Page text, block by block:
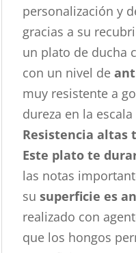
personalización y
gracias a su
un plato de ducha
con un nivel de
muy resistente a
dureza en la
Resistencia altas
Este plato te
las notas
susuperficie es
realizado con
que los hongos